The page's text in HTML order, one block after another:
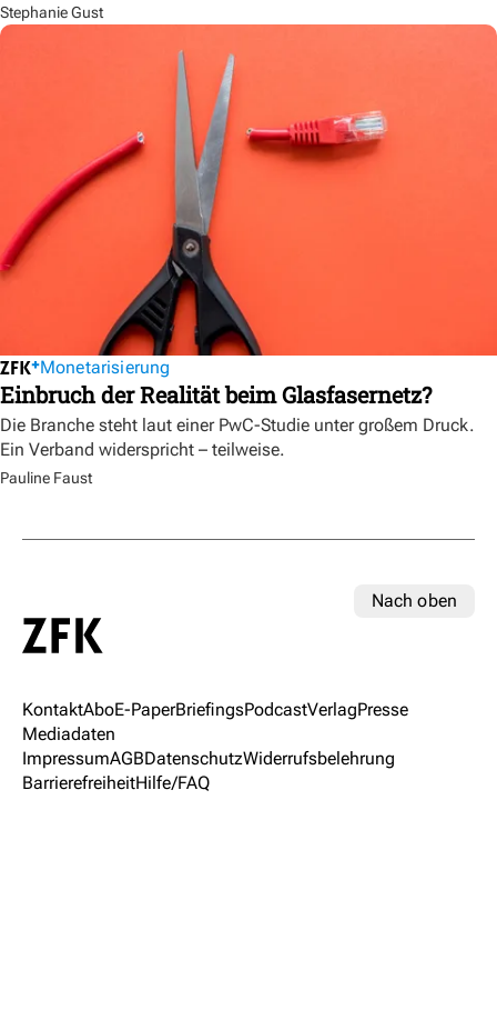
Stephanie Gust
Monetarisierung
Einbruch der Realität beim Glasfasernetz?
Die Branche steht laut einer PwC-Studie unter großem Druck.
Ein Verband widerspricht – teilweise.
Pauline Faust
Nach oben
KontaktAboE-PaperBriefingsPodcastVerlagPresse
Mediadaten
ImpressumAGBDatenschutzWiderrufsbelehrung
BarrierefreiheitHilfe/FAQ